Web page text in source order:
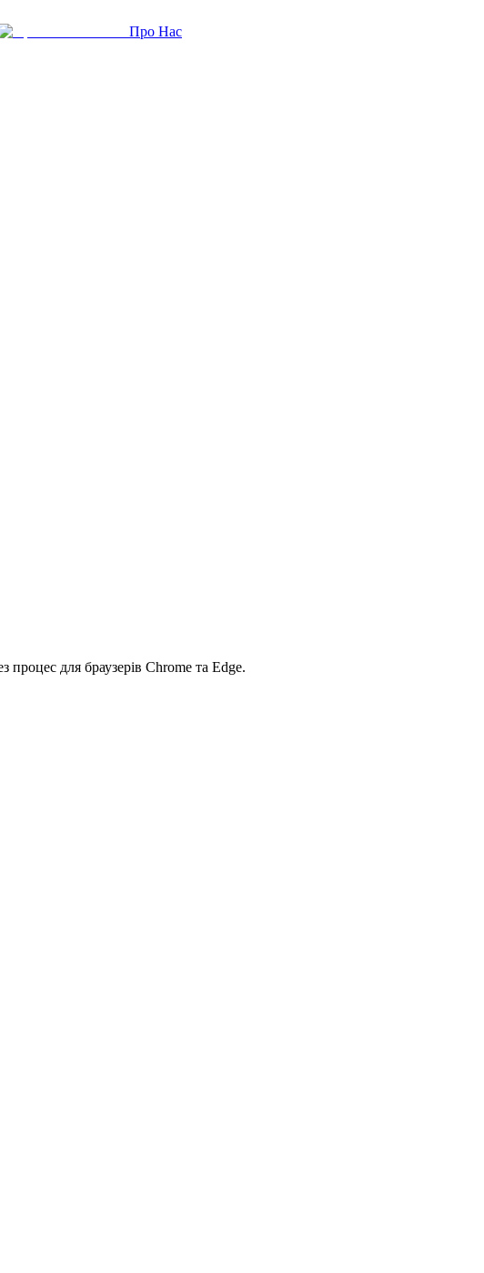
Про Нас
для браузерів Chrome та Edge.